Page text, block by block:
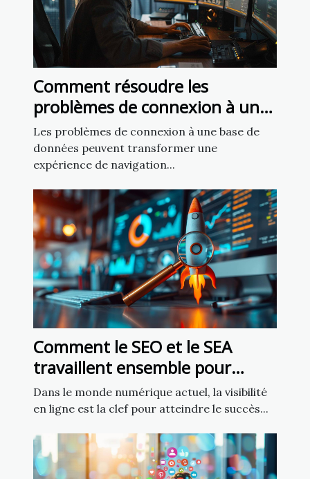
Comment résoudre les
problèmes de connexion à une
base de données sur un site
web
Les problèmes de connexion à une base de
données peuvent transformer une
expérience de navigation...
Comment le SEO et le SEA
travaillent ensemble pour
améliorer la visibilité
Dans le monde numérique actuel, la visibilité
en ligne est la clef pour atteindre le succès...